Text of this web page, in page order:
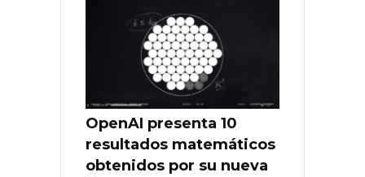
OpenAI presenta 10
resultados matemáticos
obtenidos por su nueva